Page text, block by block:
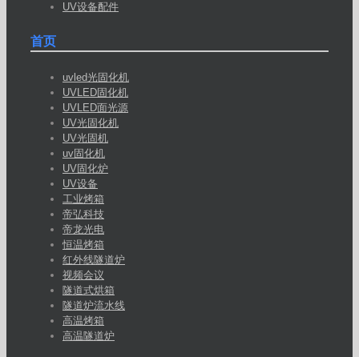
UV设备配件
首页
uvled光固化机
UVLED固化机
UVLED面光源
UV光固化机
UV光固机
uv固化机
UV固化炉
UV设备
工业烤箱
帝弘科技
帝龙光电
恒温烤箱
红外线隧道炉
视频会议
隧道式烘箱
隧道炉流水线
高温烤箱
高温隧道炉